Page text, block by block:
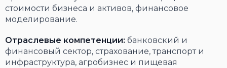
стоимости бизнеса и активов, финансовое
моделирование.
Отраслевые компетенции: банковский и
финансовый сектор, страхование, транспорт и
инфраструктура, агробизнес и пищевая